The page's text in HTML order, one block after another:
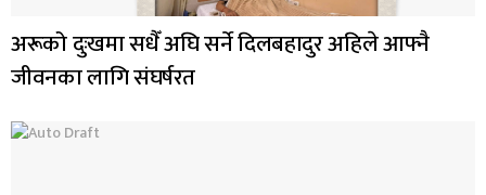
अरूको दुःखमा सधैँ अघि सर्ने दिलबहादुर अहिले आफ्नै
जीवनका लागि संघर्षरत